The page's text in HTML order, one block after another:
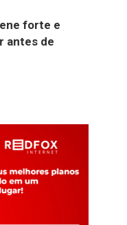
forte e
antes de